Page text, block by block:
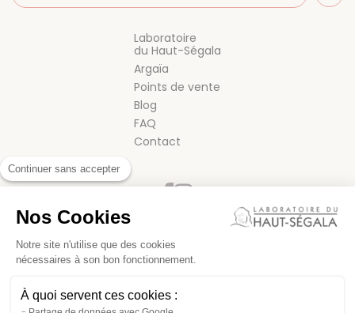
Laboratoire
du Haut-Ségala
Argaïa
Points de vente
Blog
FAQ
Contact
MENTIONS LÉGALES
Continuer sans accepter
Nos Cookies
Notre site n'utilise que des cookies
nécessaires à son bon fonctionnement.
À quoi servent ces cookies :